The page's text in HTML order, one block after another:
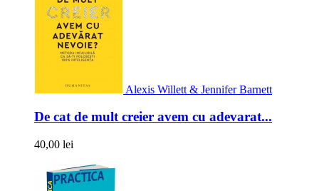
Alexis Willett & Jennifer Barnett
De cat de mult creier avem cu adevarat...
40,00 lei